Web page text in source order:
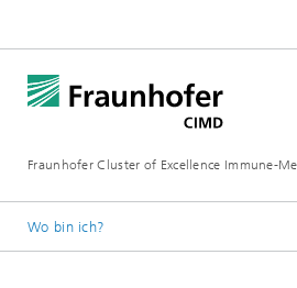
Fraunhofer Cluster of Excellence Immune-
Wo bin ich?